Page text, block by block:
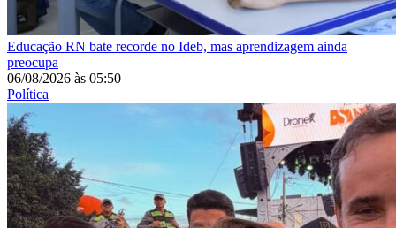
Educação RN bate recorde no Ideb, mas aprendizagem ainda
preocupa
06/08/2026 às 05:50
Política